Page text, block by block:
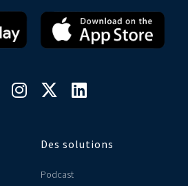
  
Des solutions
Podcast